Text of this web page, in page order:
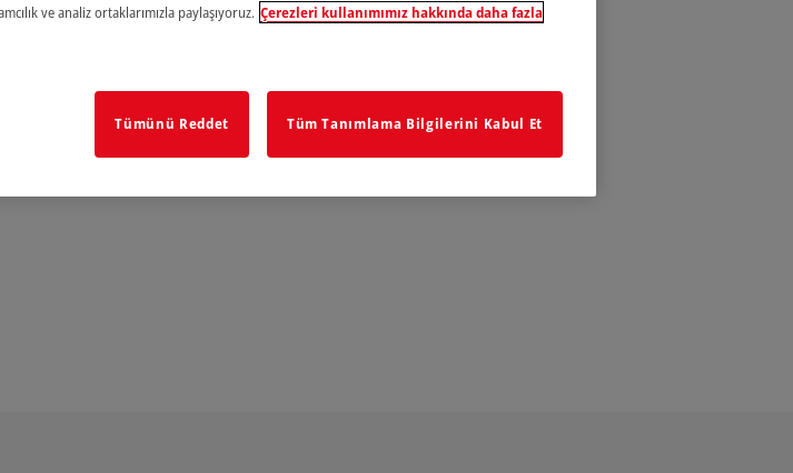
ve analiz ortaklarımızla paylaşıyoruz. Çerezleri kullanımımız hakkında daha fazla
Tümünü Reddet Tüm Tanımlama Bilgilerini Kabul Et